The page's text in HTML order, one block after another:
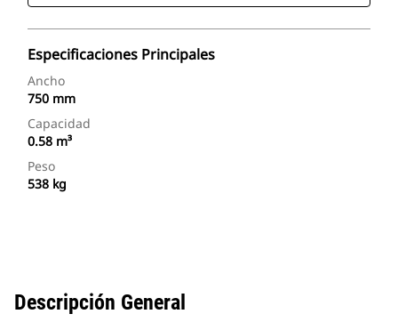
Especificaciones Principales
Ancho
750 mm
Capacidad
0.58 m³
Peso
538 kg
Descripción General